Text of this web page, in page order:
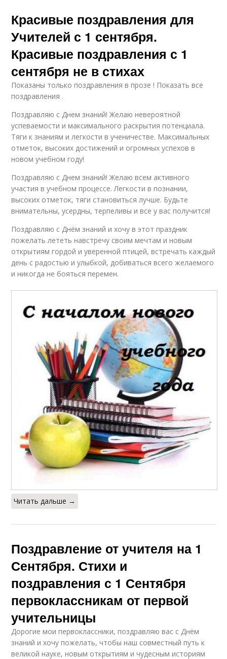
Красивые поздравления для
Учителей с 1 сентября.
Красивые поздравления с 1
сентября не в стихах
Показаны только поздравления в прозе ! Показать все
поздравления .
Поздравляю с Днем знаний! Желаю невероятной
успеваемости и максимального раскрытия потенциала.
Тяги к знаниям и легкости в ученичестве. Максимальных
отметок, высоких достижений и огромных успехов в
новом учебном году!
Поздравляю с Днем знаний! Желаю всем активного
участия в учебном процессе. Легкости в познании,
высоких отметок, тяги становиться лучше. Будьте
внимательны, усердны, терпеливы и все у вас получится!
Поздравляю с Днём знаний и хочу в этот праздник
пожелать лететь навстречу своим мечтам и новым
открытиям гордой и уверенной птицей, встречать каждый
день с радостью и улыбкой, добиваться всего желаемого
и никогда не бояться перемен.
Читать дальше →
Поздравление от учителя на 1
Сентября. Стихи и
поздравления с 1 Сентября
первоклассникам от первой
учительницы
Дорогие мои первоклассники, поздравляю вас с Днём
знаний и хочу пожелать, чтобы наш совместный путь к
великой науке, новым открытиям и чудесным историям